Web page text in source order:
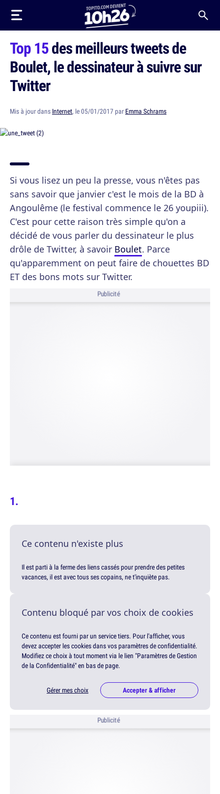
Top 15des meilleurs tweets de
Boulet, le dessinateur à suivre sur
Twitter
Mis à jour dans Internet, le 05/01/2017 par Emma Schrams
Si vous lisez un peu la presse, vous n'êtes pas
sans savoir que janvier c'est le mois de la BD à
Angoulême (le festival commence le 26 youpiii).
C'est pour cette raison très simple qu'on a
décidé de vous parler du dessinateur le plus
drôle de Twitter, à savoir Boulet. Parce
qu'apparemment on peut faire de chouettes BD
ET des bons mots sur Twitter.
Publicité
Ce contenu n'existe plus
Il est parti à la ferme des liens cassés pour prendre des petites
vacances, il est avec tous ses copains, ne t'inquiète pas.
Contenu bloqué par vos choix de cookies
Ce contenu est fourni par un service tiers. Pour l'afficher, vous
devez accepter les cookies dans vos paramètres de confidentialité.
Modifiez ce choix à tout moment via le lien "Paramètres de Gestion
de la Confidentialité" en bas de page.
Gérer mes choix Accepter & afficher
Publicité